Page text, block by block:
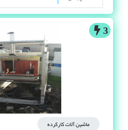
3
ماشین آلات کارکرده